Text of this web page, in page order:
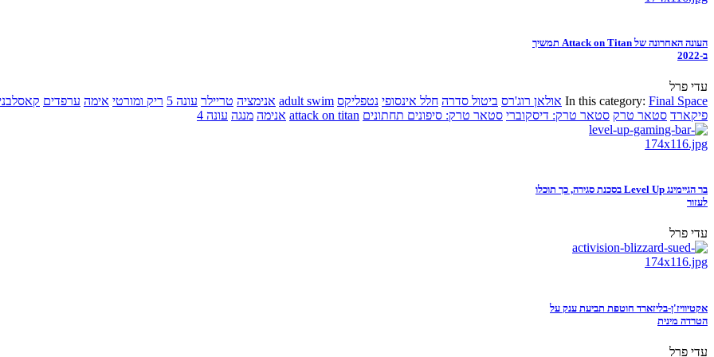
העונה האחרונה של Attack on Titan תמשיך
ב-2022
עדי פרל
In this category: Final Space אולאן רוג'רס ביטול סדרה חלל אינסופי נטפליקס adult swim אנימציה טריילר עונה 5 ריק ומורטי אימה ערפדים
פיקארד סטאר טרק סטאר טרק: דיסקוברי סטאר טרק: סיפונים תחתונים attack on titan אנימה מנגה עונה 4
בר הגיימינג Level Up בסכנת סגירה, כך תוכלו
לעזור
עדי פרל
אקטיוויז'ן-בליזארד חוטפת תביעת ענק על
הטרדה מינית
עדי פרל